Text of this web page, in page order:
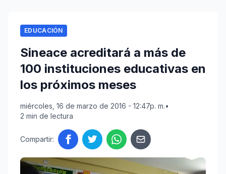
EDUCACIÓN
Sineace acreditará a más de
100 instituciones educativas en
los próximos meses
miércoles, 16 de marzo de 2016 - 12:47p. m.•
2 min de lectura
Compartir: